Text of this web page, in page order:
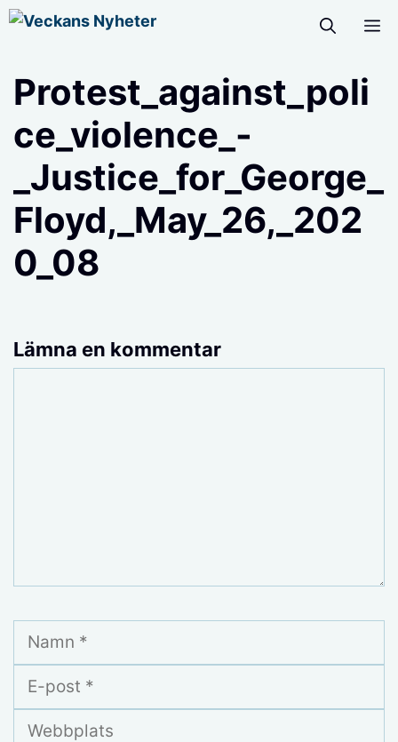
Hoppa
Protest_against_poli
ce_violence_-
_Justice_for_George_
Floyd,_May_26,_202
0_08
Lämna en kommentar
Namn
E-
Webbplats